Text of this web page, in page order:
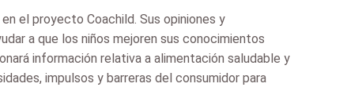
el proyecto Coachild. Sus opiniones y
a que los niños mejoren sus conocimientos
información relativa a alimentación saludable y
impulsos y barreras del consumidor para